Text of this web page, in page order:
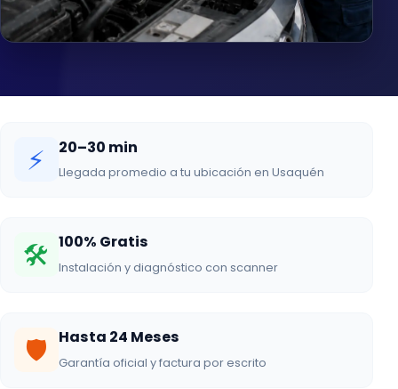
⚡ 20–30 min
Llegada promedio a tu ubicación en Usaquén
🛠️ 100% Gratis
Instalación y diagnóstico con scanner
🛡️ Hasta 24 Meses
Garantía oficial y factura por escrito